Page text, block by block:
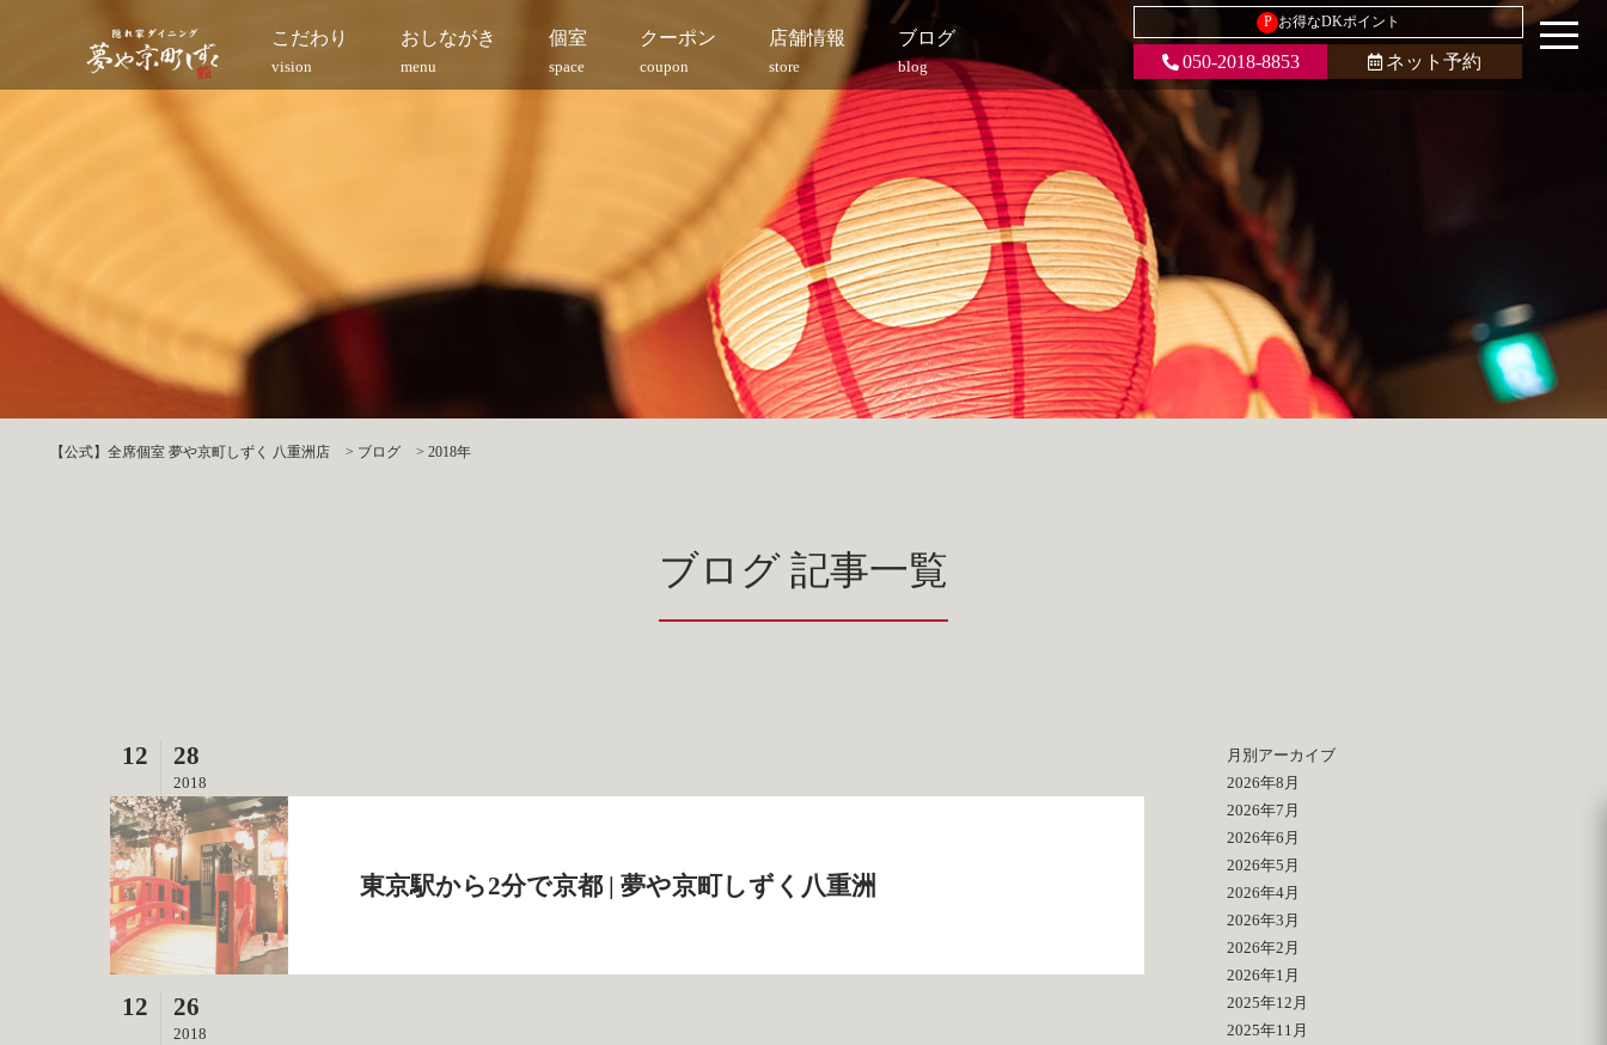
こだわり
vision
おしながき
menu
個室
space
クーポン
coupon
店舗情報
store
ブログ
blog
P お得なDKポイント
050-2018-8853 ネット予約
【公式】全席個室 夢や京町しずく 八重洲店 > ブログ > 2018年
ブログ 記事一覧
12 28
2018
東京駅から2分で京都 | 夢や京町しずく八重洲
12 26
2018
月別アーカイブ
2026年8月
2026年7月
2026年6月
2026年5月
2026年4月
2026年3月
2026年2月
2026年1月
2025年12月
2025年11月